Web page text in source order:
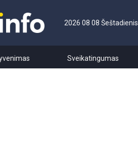
2026 08 08 Šeštadienis
Sveikatingumas